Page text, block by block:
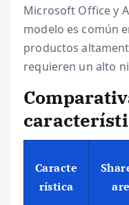
Microsoft Office y
modelo es común
productos
requieren un alto
Caracte
rística
are